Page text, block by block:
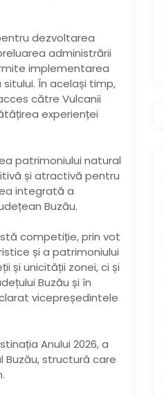
dezvoltarea
administrării
implementarea
În același timp,
către Vulcanii
experienței
patrimoniului natural
și atractivă pentru
integrată a
Buzău.
competiție, prin vot
și a patrimoniului
și unicității zonei, ci și
Buzău și în
vicepreședintele
Anului 2026, a
Buzău, structură care